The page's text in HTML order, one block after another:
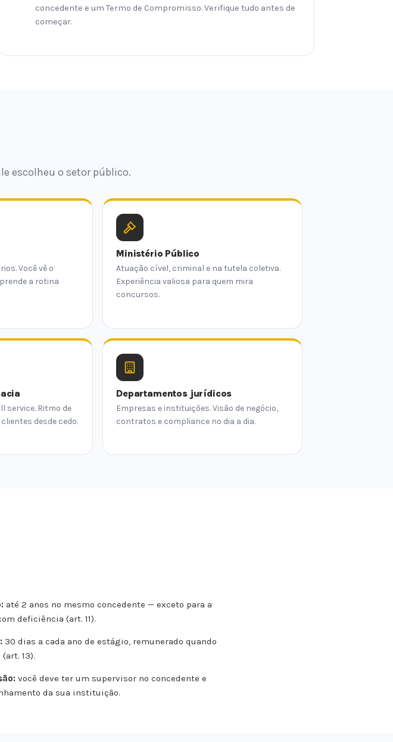
concedente e um Termo de Compromisso. Verifique tudo antes de
começar.
escolheu o setor público.
Você vê o
a rotina
Ministério Público
Atuação cível, criminal e na tutela coletiva.
Experiência valiosa para quem mira
concursos.
service. Ritmo de
desde cedo.
Departamentos jurídicos
Empresas e instituições. Visão de negócio,
contratos e compliance no dia a dia.
até 2 anos no mesmo concedente — exceto para a
deficiência (art. 11).
30 dias a cada ano de estágio, remunerado quando
13).
você deve ter um supervisor no concedente e
da sua instituição.